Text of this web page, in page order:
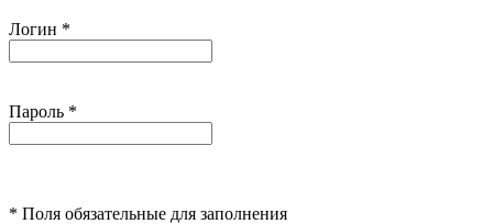
Логин *
Пароль *
* Поля обязательные для заполнения